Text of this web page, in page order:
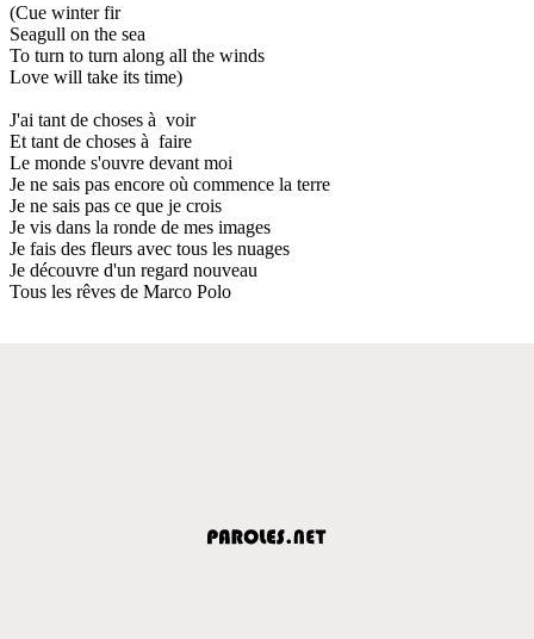
(Cue winter fir
Seagull on the sea
To turn to turn along all the winds
Love will take its time)
J'ai tant de choses à voir
Et tant de choses à faire
Le monde s'ouvre devant moi
Je ne sais pas encore où commence la terre
Je ne sais pas ce que je crois
Je vis dans la ronde de mes images
Je fais des fleurs avec tous les nuages
Je découvre d'un regard nouveau
Tous les rêves de Marco Polo